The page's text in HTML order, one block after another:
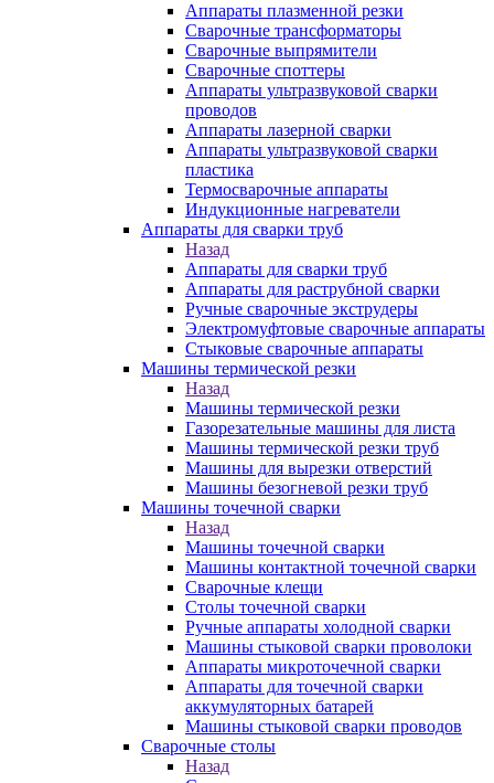
Аппараты плазменной резки
Сварочные трансформаторы
Сварочные выпрямители
Сварочные споттеры
Аппараты ультразвуковой сварки
проводов
Аппараты лазерной сварки
Аппараты ультразвуковой сварки
пластика
Термосварочные аппараты
Индукционные нагреватели
Аппараты для сварки труб
Назад
Аппараты для сварки труб
Аппараты для раструбной сварки
Ручные сварочные экструдеры
Электромуфтовые сварочные аппараты
Стыковые сварочные аппараты
Машины термической резки
Назад
Машины термической резки
Газорезательные машины для листа
Машины термической резки труб
Машины для вырезки отверстий
Машины безогневой резки труб
Машины точечной сварки
Назад
Машины точечной сварки
Машины контактной точечной сварки
Сварочные клещи
Столы точечной сварки
Ручные аппараты холодной сварки
Машины стыковой сварки проволоки
Аппараты микроточечной сварки
Аппараты для точечной сварки
аккумуляторных батарей
Машины стыковой сварки проводов
Сварочные столы
Назад